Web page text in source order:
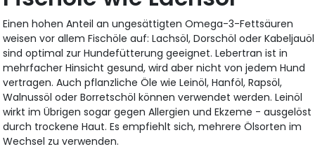
Einen hohen Anteil an ungesättigten Omega-3-Fettsäuren
weisen vor allem Fischöle auf: Lachsöl, Dorschöl oder Kabeljauöl
sind optimal zur Hundefütterung geeignet. Lebertran ist in
mehrfacher Hinsicht gesund, wird aber nicht von jedem Hund
vertragen. Auch pflanzliche Öle wie Leinöl, Hanföl, Rapsöl,
Walnussöl oder Borretschöl können verwendet werden. Leinöl
wirkt im Übrigen sogar gegen Allergien und Ekzeme - ausgelöst
durch trockene Haut. Es empfiehlt sich, mehrere Ölsorten im
Wechsel zu verwenden.